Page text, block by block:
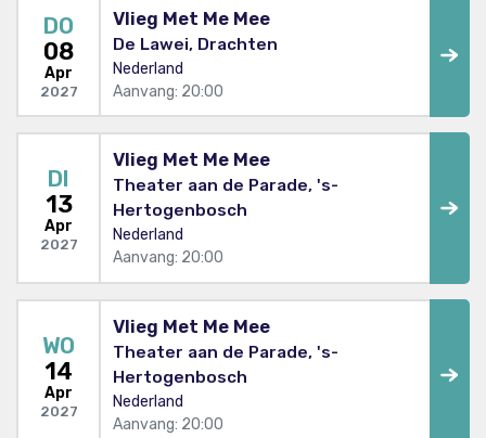
DO
08
Apr
2027
Vlieg Met Me Mee
De Lawei, Drachten
Nederland
Aanvang: 20:00
DI
13
Apr
2027
Vlieg Met Me Mee
Theater aan de Parade, 's-
Hertogenbosch
Nederland
Aanvang: 20:00
WO
14
Apr
2027
Vlieg Met Me Mee
Theater aan de Parade, 's-
Hertogenbosch
Nederland
Aanvang: 20:00